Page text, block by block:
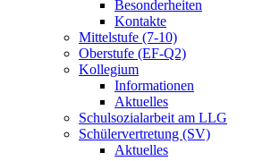
Besonderheiten
Kontakte
Mittelstufe (7-10)
Oberstufe (EF-Q2)
Kollegium
Informationen
Aktuelles
Schulsozialarbeit am LLG
Schülervertretung (SV)
Aktuelles